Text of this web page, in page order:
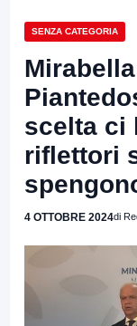
SENZA CATEGORIA
scelta ci
riflettori
4 OTTOBRE 2024di